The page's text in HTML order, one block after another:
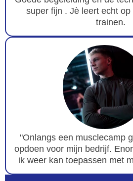
super fijn . Jè leert echt
trainen.
"Onlangs een musclecamp
opdoen voor mijn bedrijf.
ik weer kan toepassen met